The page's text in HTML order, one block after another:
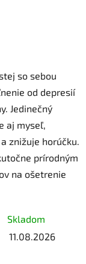
so sebou
od depresií
Jedinečný
aj myseľ,
znižuje horúčku.
prírodným
na ošetrenie
Skladom
11.08.2026